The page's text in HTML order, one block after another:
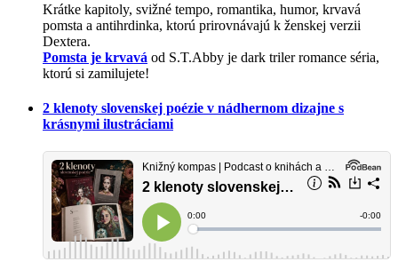
Krátke kapitoly, svižné tempo, romantika, humor, krvavá
pomsta a antihrdinka, ktorú prirovnávajú k ženskej verzii
Dextera.
Pomsta je krvavá od S.T.Abby je dark triler romance séria,
ktorú si zamilujete!
2 klenoty slovenskej poézie v nádhernom dizajne s
krásnymi ilustráciami